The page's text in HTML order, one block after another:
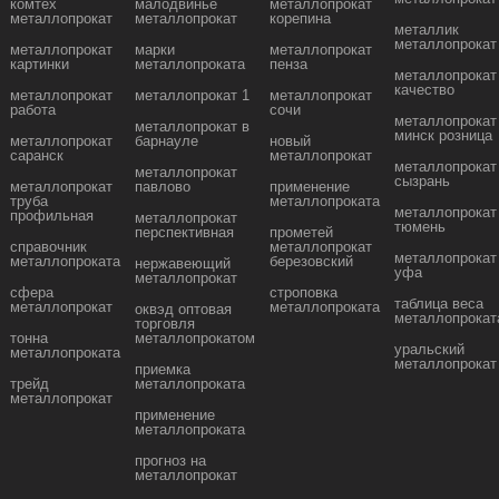
комтех
металлопрокат
металлопрокат
картинки
металлопрокат
работа
металлопрокат
саранск
металлопрокат
труба
профильная
справочник
металлопроката
сфера
металлопрокат
тонна
металлопроката
трейд
металлопрокат
малодвинье
металлопрокат
марки
металлопроката
металлопрокат 1
металлопрокат в
барнауле
металлопрокат
павлово
металлопрокат
перспективная
нержавеющий
металлопрокат
оквэд оптовая
торговля
металлопрокатом
приемка
металлопроката
применение
металлопроката
прогноз на
металлопрокат
металлопрокат
корепина
металлопрокат
пенза
металлопрокат
сочи
новый
металлопрокат
применение
металлопроката
прометей
металлопрокат
березовский
строповка
металлопроката
металлик
металлопрокат
металлопрокат
качество
металлопрокат
минск розница
металлопрокат
сызрань
металлопрокат
тюмень
металлопрокат
уфа
таблица веса
уральский
металлопрокат